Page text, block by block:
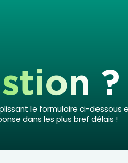
?
le formulaire ci-dessous
dans les plus bref délais !